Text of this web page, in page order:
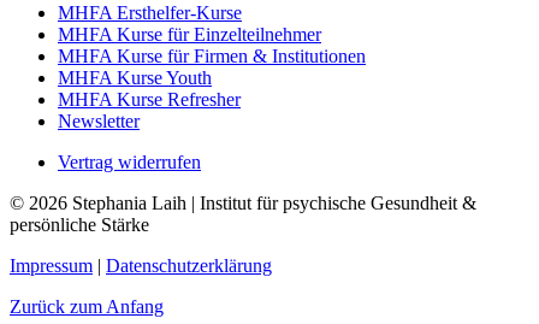
MHFA Ersthelfer-Kurse
MHFA Kurse für Einzelteilnehmer
MHFA Kurse für Firmen & Institutionen
MHFA Kurse Youth
MHFA Kurse Refresher
Newsletter
Vertrag widerrufen
© 2026 Stephania Laih | Institut für psychische Gesundheit &
persönliche Stärke
Impressum | Datenschutzerklärung
Zurück zum Anfang